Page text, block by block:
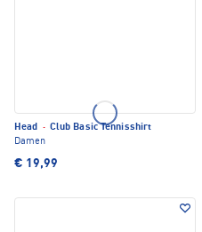
Head · Club Basic Tennisshirt
Damen
€ 19,99